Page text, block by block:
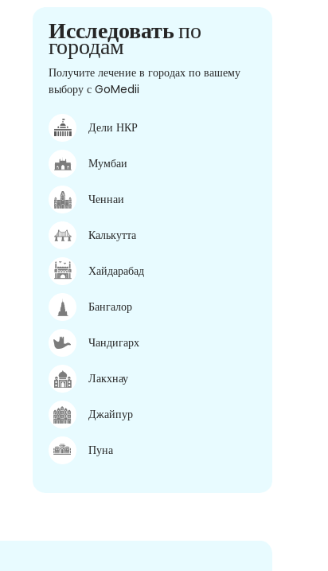
Исследоватьпо
городам
Получите лечение в городах по вашему
выбору с GoMedii
Дели НКР
Мумбаи
Ченнаи
Калькутта
Хайдарабад
Бангалор
Чандигарх
Лакхнау
Джайпур
Пуна